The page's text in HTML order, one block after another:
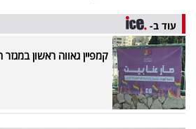
עוד ב-
קמפיין גאווה ראשון